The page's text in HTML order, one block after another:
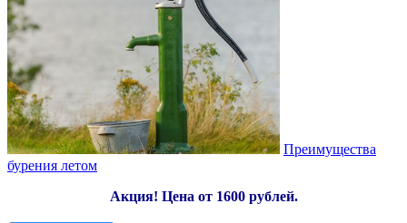
Преимущества
бурения летом
Акция! Цена от 1600 рублей.